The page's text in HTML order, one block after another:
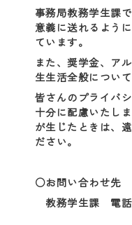
事務局教務学生課
意義に送れるよう
ています。
また、奨学金、ア
生生活全般につい
皆さんのプライバ
十分に配慮いたし
が生じたときは、
ださい。
○お問い合わせ先
教務学生課 電